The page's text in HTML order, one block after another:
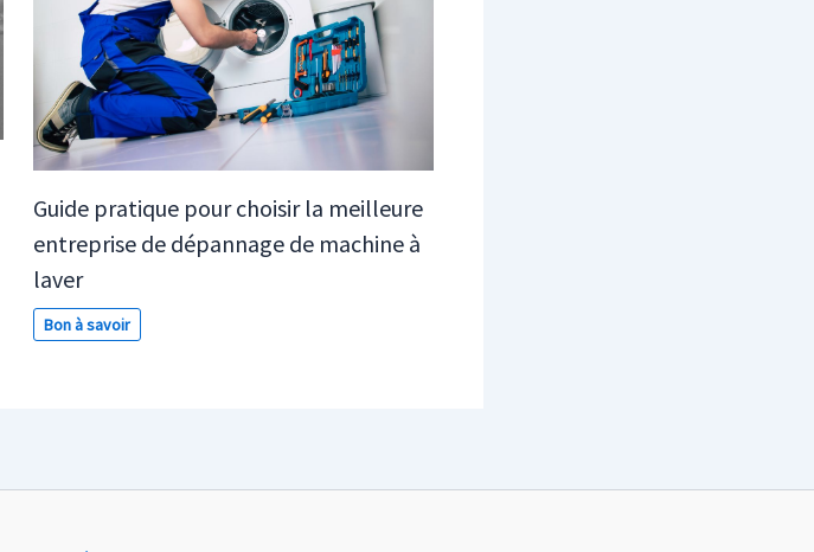
Guide pratique pour choisir la meilleure
entreprise de dépannage de machine à
laver
Bon à savoir